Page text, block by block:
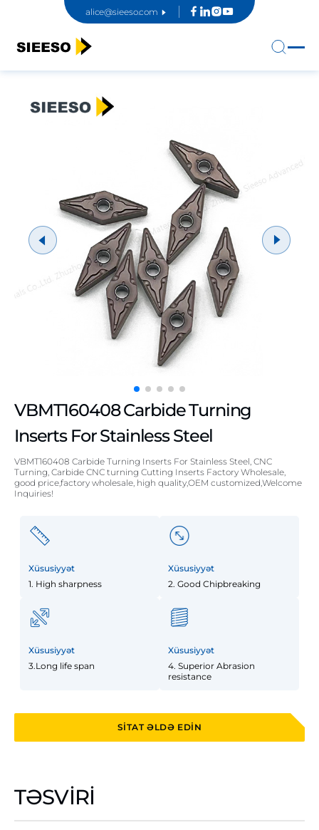
alice@sieeso.com
VBMT160408 Carbide Turning
Inserts For Stainless Steel
VBMT160408 Carbide Turning Inserts For Stainless Steel, CNC
Turning, Carbide CNC turning Cutting Inserts Factory Wholesale,
good price,factory wholesale, high quality,OEM customized,Welcome
Inquiries!
Xüsusiyyət
1. High sharpness
Xüsusiyyət
2. Good Chipbreaking
Xüsusiyyət
3.Long life span
Xüsusiyyət
4. Superior Abrasion
resistance
SITAT ƏLDƏ EDIN
TƏSVIRI